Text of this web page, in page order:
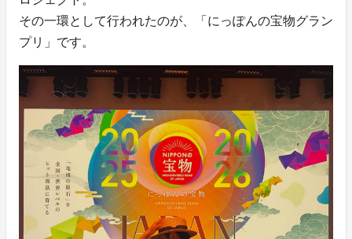
その一環として行われたのが、「にっぽんの宝物グラン
プリ」です。